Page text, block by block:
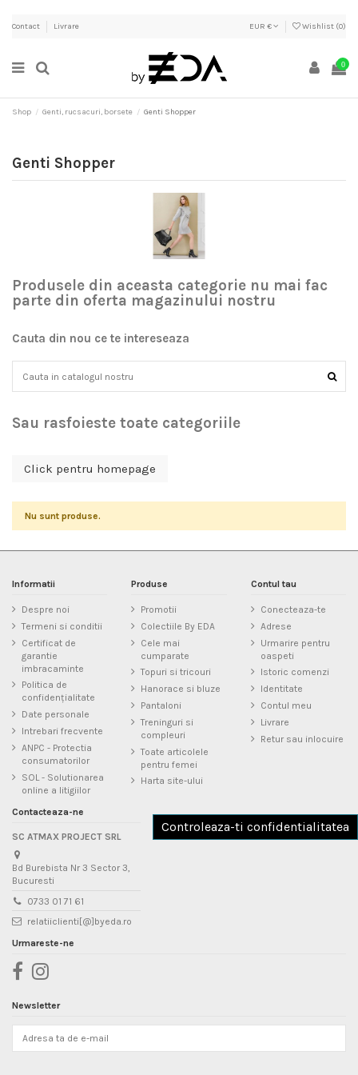
Contact Livrare EUR € Wishlist (0)
0
Shop Genti, rucsacuri, borsete Genti Shopper
Genti Shopper
Produsele din aceasta categorie nu mai fac
parte din oferta magazinului nostru
Cauta din nou ce te intereseaza
Sau rasfoieste toate categoriile
Click pentru homepage
Nu sunt produse.
Informatii
Despre noi
Termeni si conditii
Certificat de
garantie
imbracaminte
Politica de
confidențialitate
Date personale
Intrebari frecvente
ANPC - Protectia
consumatorilor
SOL - Solutionarea
online a litigiilor
Produse
Promotii
Colectiile By EDA
Cele mai
cumparate
Topuri si tricouri
Hanorace si bluze
Pantaloni
Treninguri si
compleuri
Toate articolele
pentru femei
Harta site-ului
Contul tau
Conecteaza-te
Adrese
Urmarire pentru
oaspeti
Istoric comenzi
Identitate
Contul meu
Livrare
Retur sau inlocuire
Contacteaza-ne
SC ATMAX PROJECT SRL
Bd Burebista Nr 3 Sector 3,
Bucuresti
0733 01 71 61
relatiiclienti[@]byeda.ro
Controleaza-ti confidentialitatea
Urmareste-ne
Newsletter